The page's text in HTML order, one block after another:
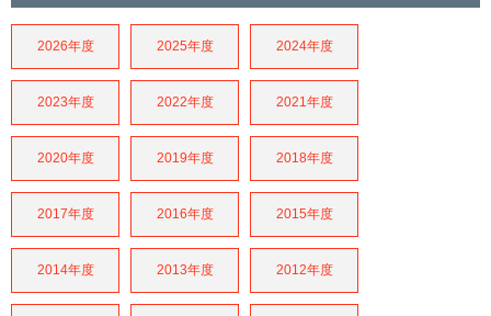
2026年度 2025年度 2024年度
2023年度 2022年度 2021年度
2020年度 2019年度 2018年度
2017年度 2016年度 2015年度
2014年度 2013年度 2012年度